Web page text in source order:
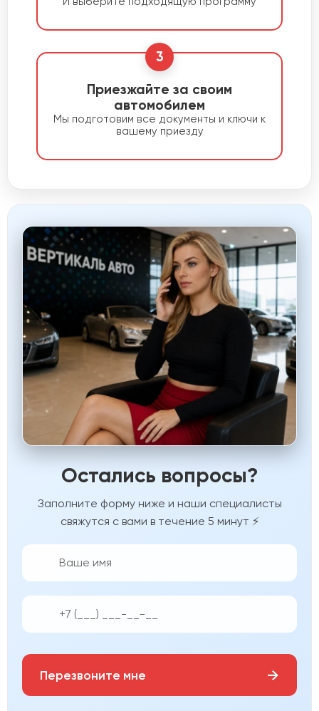
3
Приезжайте за своим
автомобилем
Мы подготовим все документы и ключи к
вашему приезду
Остались вопросы?
Заполните форму ниже и наши специалисты
свяжутся с вами в течение 5 минут ⚡
Перезвоните мне →